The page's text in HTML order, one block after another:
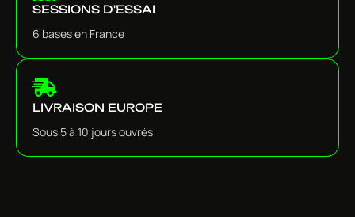
SESSIONS D'ESSAI
6 bases en France
LIVRAISON EUROPE
Sous 5 à 10 jours ouvrés